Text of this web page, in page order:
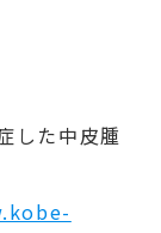
した中皮腫